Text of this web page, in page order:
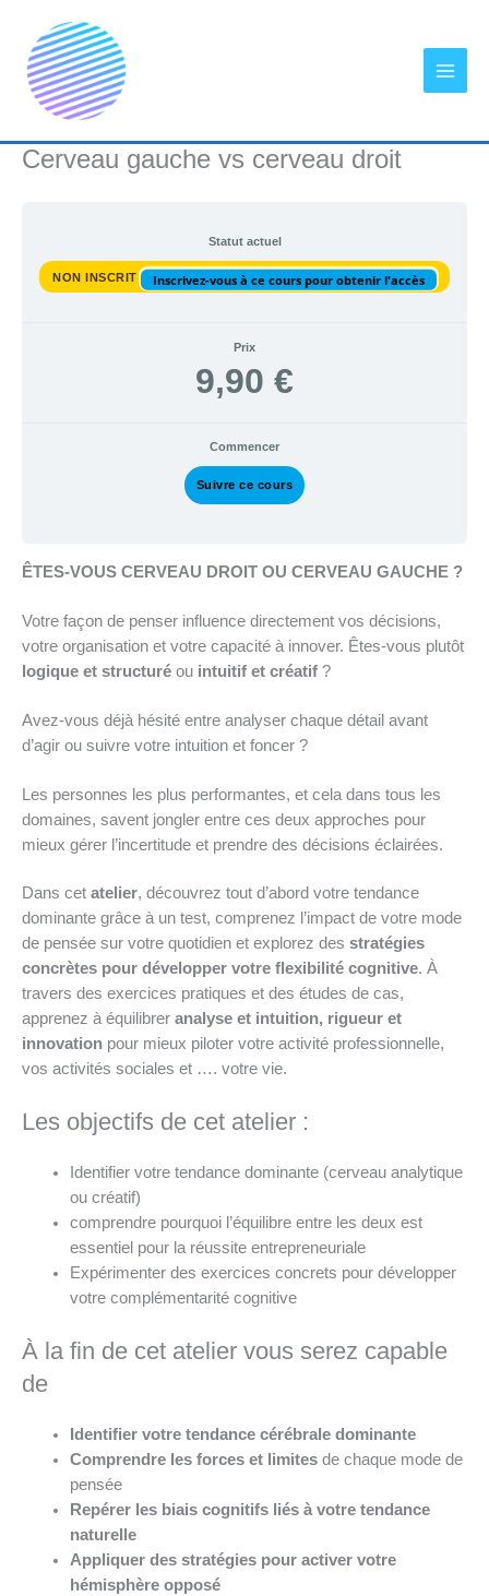
contenu
Cerveau gauche vs cerveau droit
Statut actuel
NON INSCRIT Inscrivez-vous à ce cours pour obtenir l'accès
Prix
9,90 €
Commencer
Suivre ce cours
ÊTES-VOUS CERVEAU DROIT OU CERVEAU GAUCHE ?
Votre façon de penser influence directement vos décisions,
votre organisation et votre capacité à innover. Êtes-vous plutôt
logique et structuré ou intuitif et créatif ?
Avez-vous déjà hésité entre analyser chaque détail avant
d’agir ou suivre votre intuition et foncer ?
Les personnes les plus performantes, et cela dans tous les
domaines, savent jongler entre ces deux approches pour
mieux gérer l’incertitude et prendre des décisions éclairées.
Dans cet atelier, découvrez tout d’abord votre tendance
dominante grâce à un test, comprenez l’impact de votre mode
de pensée sur votre quotidien et explorez des stratégies
concrètes pour développer votre flexibilité cognitive. À
travers des exercices pratiques et des études de cas,
apprenez à équilibrer analyse et intuition, rigueur et
innovation pour mieux piloter votre activité professionnelle,
vos activités sociales et …. votre vie.
Les objectifs de cet atelier :
Identifier votre tendance dominante (cerveau analytique
ou créatif)
comprendre pourquoi l’équilibre entre les deux est
essentiel pour la réussite entrepreneuriale
Expérimenter des exercices concrets pour développer
votre complémentarité cognitive
À la fin de cet atelier vous serez capable
de
Identifier votre tendance cérébrale dominante
Comprendre les forces et limitesde chaque mode de
pensée
Repérer les biais cognitifs liés à votre tendance
naturelle
Appliquer des stratégies pour activer votre
hémisphère opposé